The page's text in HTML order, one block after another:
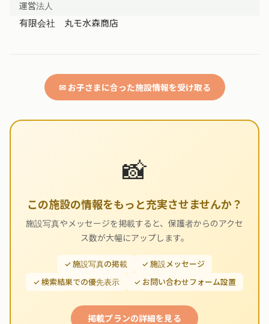
運営法人
有限会社 丸モ水森商店
✉ お子さまに合った施設情報を受け取る
📸
この施設の情報をもっと充実させませんか？
施設写真やメッセージを掲載すると、保護者からのアクセ
ス数が大幅にアップします。
✓ 施設写真の掲載
✓ 施設メッセージ
✓ 検索結果での優先表示
✓ お問い合わせフォーム設置
掲載プランの詳細を見る